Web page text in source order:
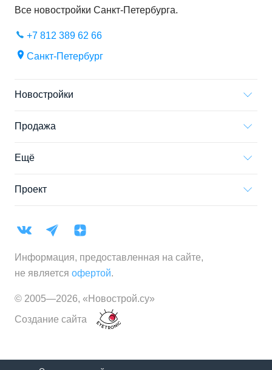
Все новостройки Санкт-Петербурга.
+7 812 389 62 66
Санкт-Петербург
Новостройки
Продажа
Ещё
Проект
Информация, предоставленная на сайте,
не является офертой.
© 2005—2026, «Новострой.су»
Создание сайта